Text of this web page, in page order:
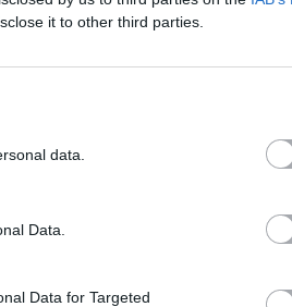
it to other third parties.
data.
Data.
Data for Targeted
(Ap).FOTO: Øystein Kielland
Samtidig står området